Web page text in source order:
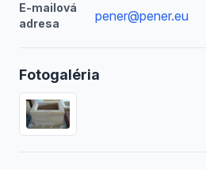
E-mailová
adresa
pener@pener.eu
Fotogaléria